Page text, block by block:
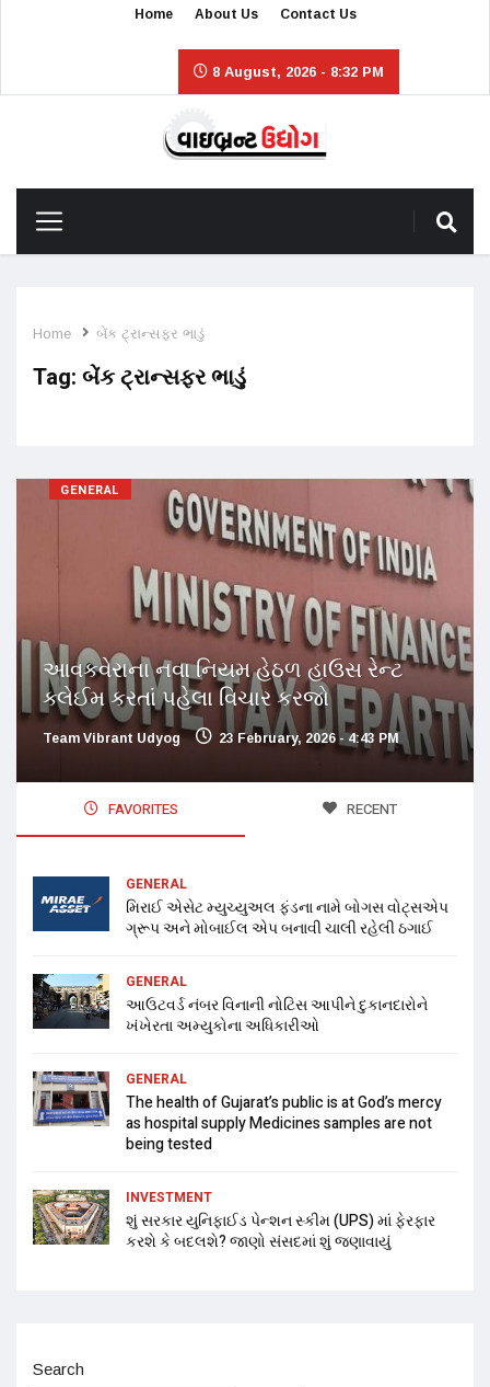
Home About Us Contact Us
8 August, 2026 - 8:32 PM
Home બેંક ટ્રાન્સફર ભાડું
Tag: બેંક ટ્રાન્સફર ભાડું
GENERAL
આવકવેરાના નવા નિયમ હેઠળ હાઉસ રેન્ટ
ક્લેઈમ કરતાં પહેલા વિચાર કરજો
Team Vibrant Udyog 23 February, 2026 - 4:43 PM
FAVORITES RECENT
GENERAL
મિરાઈ એસેટ મ્યુચ્યુઅલ ફંડના નામે બોગસ વોટ્સએપ
ગ્રૂપ અને મોબાઈલ એપ બનાવી ચાલી રહેલી ઠગાઈ
GENERAL
આઉટવર્ડ નંબર વિનાની નોટિસ આપીને દુકાનદારોને
ખંખેરતા અમ્યુકોના અધિકારીઓ
GENERAL
The health of Gujarat’s public is at God’s mercy
as hospital supply Medicines samples are not
being tested
INVESTMENT
શું સરકાર યુનિફાઈડ પેન્શન સ્કીમ (UPS) માં ફેરફાર
કરશે કે બદલશે? જાણો સંસદમાં શું જણાવાયું
Search